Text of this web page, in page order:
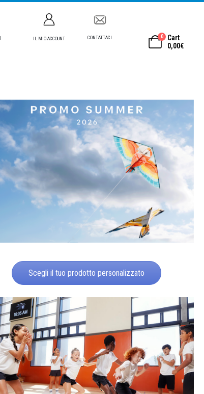
IL MIO ACCOUNT CONTATTACI 0
Cart
0,00€
Scegli il tuo prodotto personalizzato